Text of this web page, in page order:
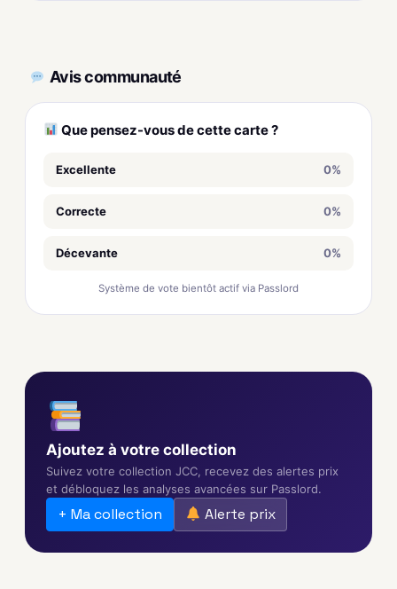
Avis communauté
Que pensez-vous de cette carte ?
Excellente 0%
Correcte 0%
Décevante 0%
Système de vote bientôt actif via Passlord
Ajoutez à votre collection
Suivez votre collection JCC, recevez des alertes prix
et débloquez les analyses avancées sur Passlord.
+ Ma collection Alerte prix